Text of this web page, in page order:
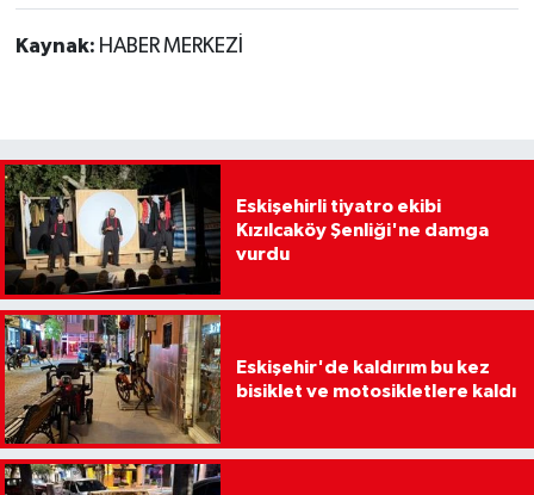
Kaynak: HABER MERKEZİ
Eskişehirli tiyatro ekibi
Kızılcaköy Şenliği'ne damga
vurdu
Eskişehir'de kaldırım bu kez
bisiklet ve motosikletlere kaldı